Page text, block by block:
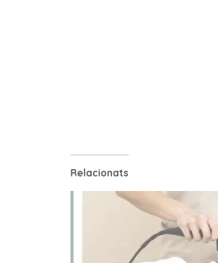
Relacionats